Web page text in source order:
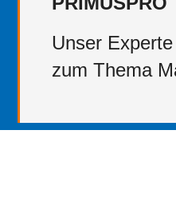
Unser
zum Thema